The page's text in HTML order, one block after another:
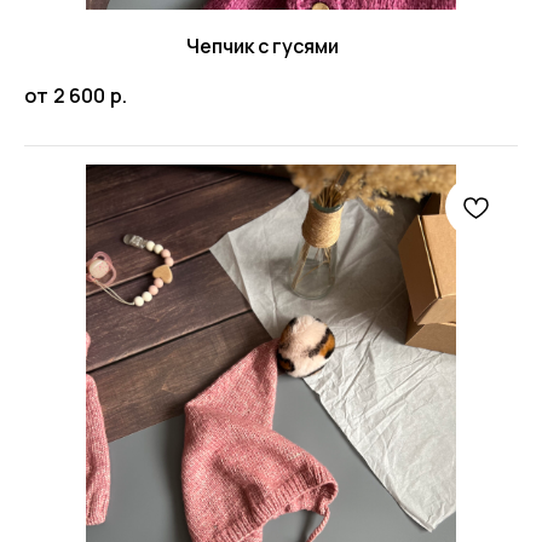
Чепчик с гусями
от 2 600 р.